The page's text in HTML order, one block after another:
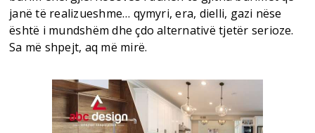
janë të realizueshme… qymyri, era, dielli, gazi nëse
është i mundshëm dhe çdo alternativë tjetër serioze.
Sa më shpejt, aq më mirë.